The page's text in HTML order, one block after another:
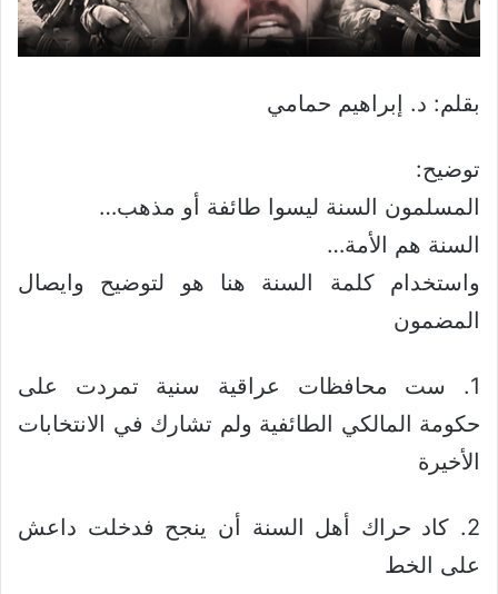
بقلم: د. إبراهيم حمامي
توضيح:
المسلمون السنة ليسوا طائفة أو مذهب…
السنة هم الأمة…
واستخدام كلمة السنة هنا هو لتوضيح وايصال
المضمون
1. ست محافظات عراقية سنية تمردت على
حكومة المالكي الطائفية ولم تشارك في الانتخابات
الأخيرة
2. كاد حراك أهل السنة أن ينجح فدخلت داعش
على الخط